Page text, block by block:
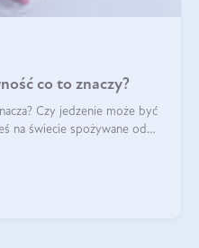
co to znaczy?
Czy jedzenie może być
na świecie spożywane od